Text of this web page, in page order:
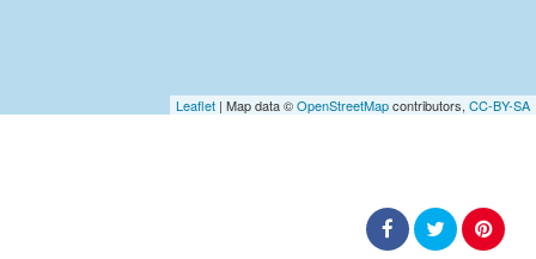
Leaflet | Map data ©OpenStreetMapcontributors, CC-BY-SA